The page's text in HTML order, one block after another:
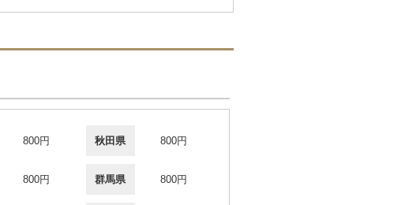
800円 秋田県 800円
800円 群馬県 800円